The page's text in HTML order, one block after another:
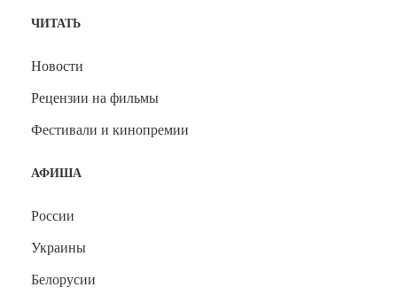
ЧИТАТЬ
Новости
Рецензии на фильмы
Фестивали и кинопремии
АФИША
России
Украины
Белорусии